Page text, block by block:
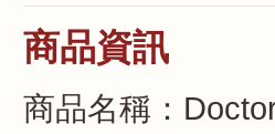
商品資訊
商品名稱：